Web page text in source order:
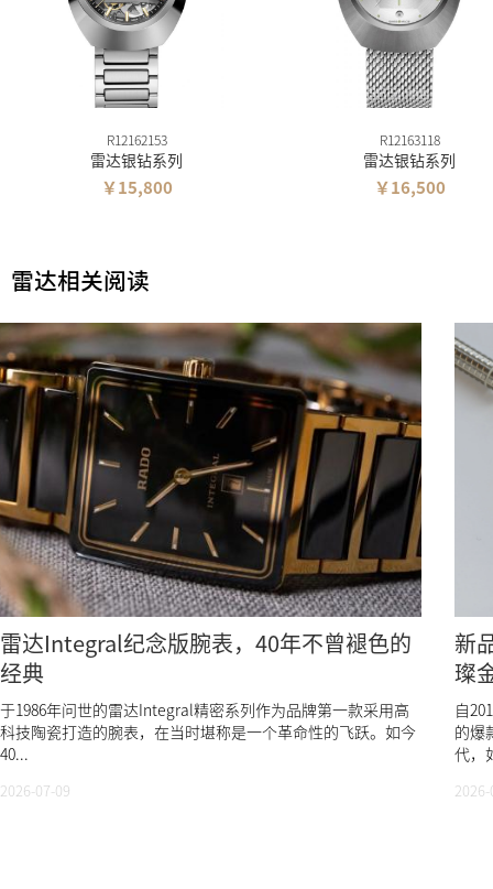
R12162153
雷达银钻系列
￥15,800
R12163118
雷达银钻系列
￥16,500
雷达相关阅读
雷达Integral纪念版腕表，40年不曾褪色的
经典
于1986年问世的雷达Integral精密系列作为品牌第一款采用高
科技陶瓷打造的腕表，在当时堪称是一个革命性的飞跃。如今
40...
2026-07-09
新
璨
自
的爆
代，